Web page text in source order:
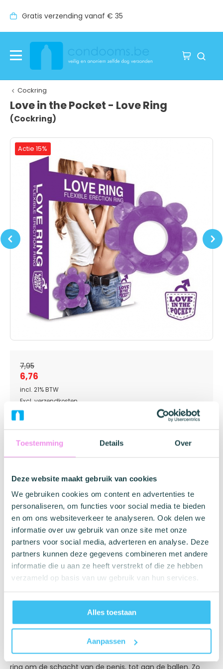
Toestemming Details Over
Deze website maakt gebruik van cookies
We gebruiken cookies om content en advertenties te
personaliseren, om functies voor social media te bieden
en om ons websiteverkeer te analyseren. Ook delen we
informatie over uw gebruik van onze site met onze
partners voor social media, adverteren en analyse. Deze
partners kunnen deze gegevens combineren met andere
informatie die u aan ze heeft verstrekt of die ze hebben
verzameld op basis van uw gebruik van hun services.
Alles toestaan
Aanpassen
vanaf € 35
Cockring
Love in the Pocket - Love Ring
(Cockring)
Actie 15%
Previous Next
7,95
6,76
incl. 21% BTW
Excl. verzendkosten
Gratis verzending vanaf € 35
Discreet en anoniem verzonden
Vragen? Neem contact op met onzeklantenservice
Diameter 2 tot 8 cm
Flexibele binnenste ring
Penis blijft lang stijf
Merk informatie
Love in the Pocket
De Love in the Pocket Erection Ring is gemaakt van veilig
en flexibel rubber waardoor hij goed past. Schuif de penis
ring om de schacht van de penis, tot aan de ballen. Zo